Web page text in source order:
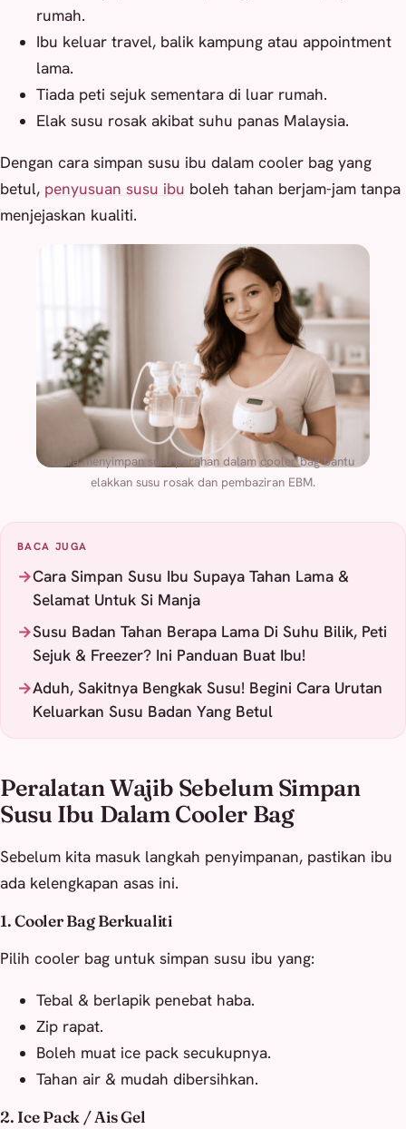
rumah.
Ibu keluar travel, balik kampung atau appointment
lama.
Tiada peti sejuk sementara di luar rumah.
Elak susu rosak akibat suhu panas Malaysia.
Dengan cara simpan susu ibu dalam cooler bag yang
betul, penyusuan susu ibu boleh tahan berjam-jam tanpa
menjejaskan kualiti.
Cara menyimpan susu perahan dalam cooler bag bantu
elakkan susu rosak dan pembaziran EBM.
BACA JUGA
Cara Simpan Susu Ibu Supaya Tahan Lama &
Selamat Untuk Si Manja
Susu Badan Tahan Berapa Lama Di Suhu Bilik, Peti
Sejuk & Freezer? Ini Panduan Buat Ibu!
Aduh, Sakitnya Bengkak Susu! Begini Cara Urutan
Keluarkan Susu Badan Yang Betul
Peralatan Wajib Sebelum Simpan
Susu Ibu Dalam Cooler Bag
Sebelum kita masuk langkah penyimpanan, pastikan ibu
ada kelengkapan asas ini.
1. Cooler Bag Berkualiti
Pilih cooler bag untuk simpan susu ibu yang:
Tebal & berlapik penebat haba.
Zip rapat.
Boleh muat ice pack secukupnya.
Tahan air & mudah dibersihkan.
2. Ice Pack / Ais Gel